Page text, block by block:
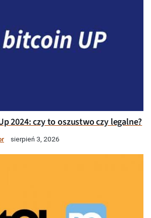
2024: czy to oszustwo czy legalne?
sierpień 3, 2026